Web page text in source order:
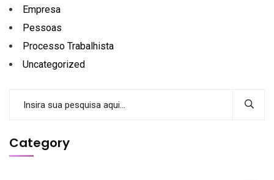
Empresa
Pessoas
Processo Trabalhista
Uncategorized
Category